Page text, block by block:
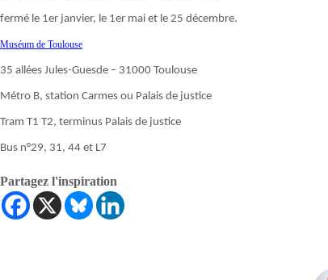
fermé le 1er janvier, le 1er mai et le 25 décembre.
Muséum de Toulouse
35 allées Jules-Guesde – 31000 Toulouse
Métro B, station Carmes ou Palais de justice
Tram T1 T2, terminus Palais de justice
Bus n°29, 31, 44 et L7
Partagez l'inspiration